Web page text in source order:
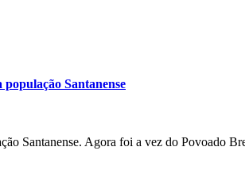
Santanense
Santanense. Agora foi a vez do Povoado